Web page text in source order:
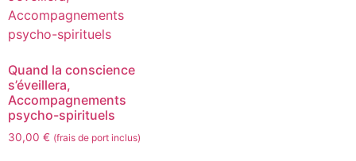
Quand la conscience
s’éveillera,
Accompagnements
psycho-spirituels
30,00 € (frais de port inclus)